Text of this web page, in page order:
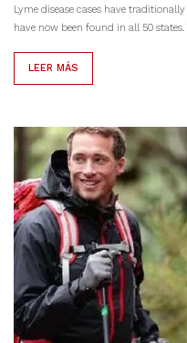
Lyme disease cases have
have now been found in all 50 states.
LEER MÁS